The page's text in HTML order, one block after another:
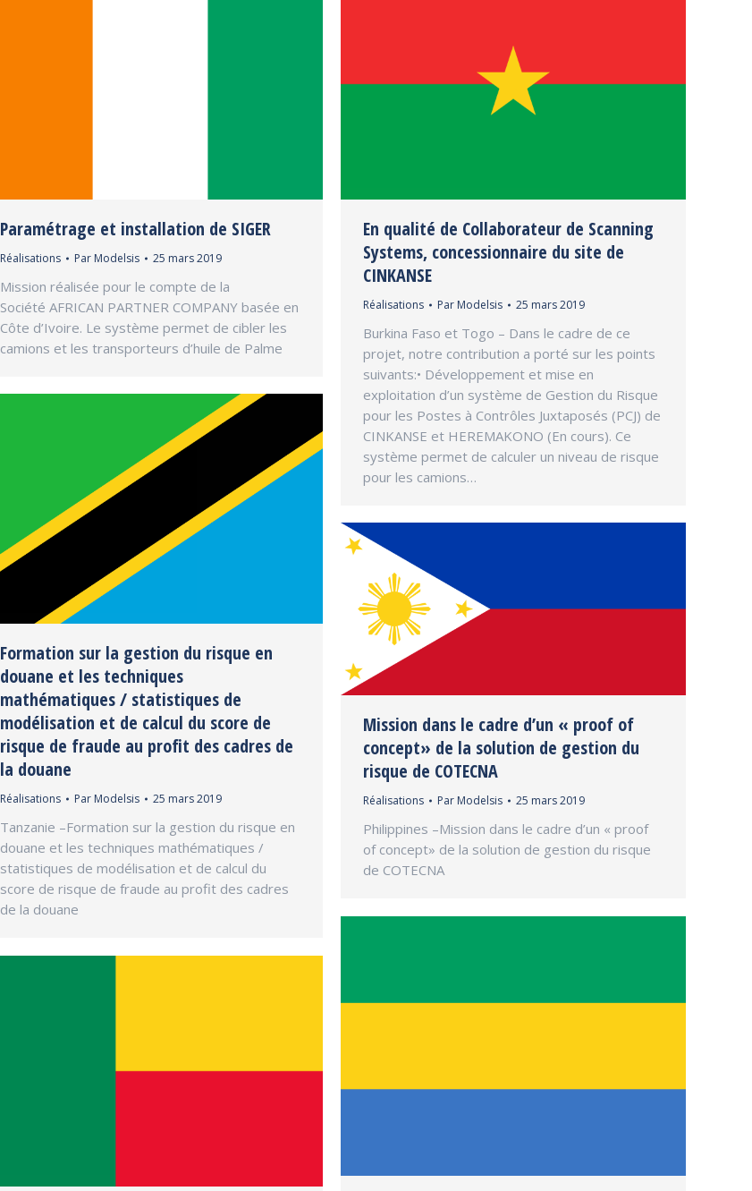
Paramétrage et installation de SIGER
Réalisations Par Modelsis 25 mars 2019
Mission réalisée pour le compte de la
Société AFRICAN PARTNER COMPANY basée en
Côte d’Ivoire. Le système permet de cibler les
camions et les transporteurs d’huile de Palme
En qualité de Collaborateur de Scanning
Systems, concessionnaire du site de
CINKANSE
Réalisations Par Modelsis 25 mars 2019
Burkina Faso et Togo – Dans le cadre de ce
projet, notre contribution a porté sur les points
suivants:• Développement et mise en
exploitation d’un système de Gestion du Risque
pour les Postes à Contrôles Juxtaposés (PCJ) de
CINKANSE et HEREMAKONO (En cours). Ce
système permet de calculer un niveau de risque
pour les camions…
Formation sur la gestion du risque en
douane et les techniques
mathématiques / statistiques de
modélisation et de calcul du score de
risque de fraude au profit des cadres de
la douane
Réalisations Par Modelsis 25 mars 2019
Tanzanie –Formation sur la gestion du risque en
douane et les techniques mathématiques /
statistiques de modélisation et de calcul du
score de risque de fraude au profit des cadres
de la douane
Mission dans le cadre d’un « proof of
concept» de la solution de gestion du
risque de COTECNA
Réalisations Par Modelsis 25 mars 2019
Philippines –Mission dans le cadre d’un « proof
of concept» de la solution de gestion du risque
de COTECNA